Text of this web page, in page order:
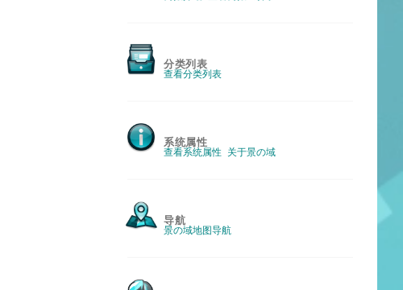
分类列表
查看分类列表
系统属性
查看系统属性 关于景の域
导航
景の域地图导航